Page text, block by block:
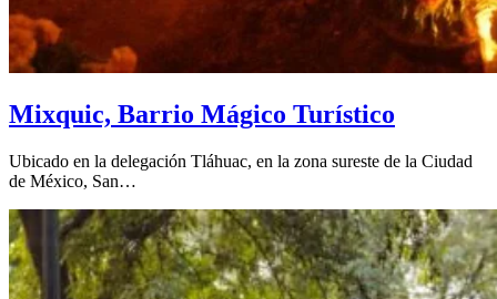
Mixquic, Barrio Mágico Turístico
Ubicado en la delegación Tláhuac, en la zona sureste de la Ciudad
de México, San…